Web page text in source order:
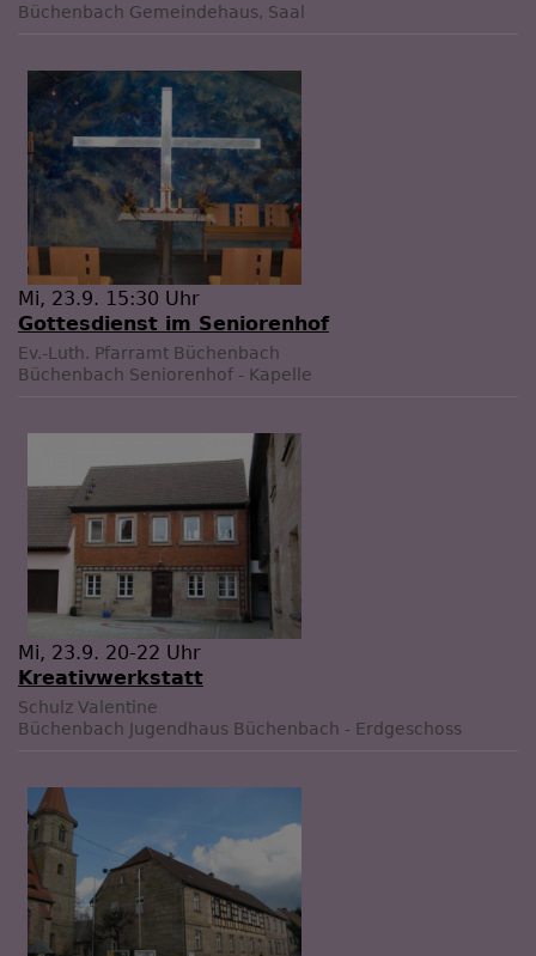
Büchenbach Gemeindehaus, Saal
Mi, 23.9. 15:30 Uhr
Gottesdienst im Seniorenhof
Ev.-Luth. Pfarramt Büchenbach
Büchenbach Seniorenhof - Kapelle
Mi, 23.9. 20-22 Uhr
Kreativwerkstatt
Schulz Valentine
Büchenbach Jugendhaus Büchenbach - Erdgeschoss